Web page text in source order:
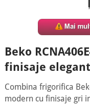
Beko
finisaje
Combina frigorifica
modern cu finisaje gri